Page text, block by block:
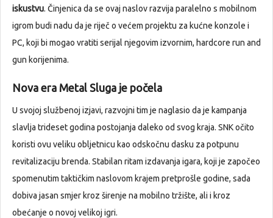
iskustvu. Činjenica da se ovaj naslov razvija paralelno s mobilnom
igrom budi nadu da je riječ o većem projektu za kućne konzole i
PC, koji bi mogao vratiti serijal njegovim izvornim, hardcore run and
gun korijenima.
Nova era Metal Sluga je počela
U svojoj službenoj izjavi, razvojni tim je naglasio da je kampanja
slavlja trideset godina postojanja daleko od svog kraja. SNK očito
koristi ovu veliku obljetnicu kao odskočnu dasku za potpunu
revitalizaciju brenda. Stabilan ritam izdavanja igara, koji je započeo
spomenutim taktičkim naslovom krajem pretprošle godine, sada
dobiva jasan smjer kroz širenje na mobilno tržište, ali i kroz
obećanje o novoj velikoj igri.